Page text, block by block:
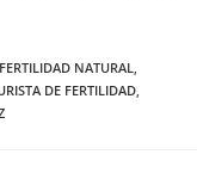
FERTILIDAD NATURAL,
DE FERTILIDAD,